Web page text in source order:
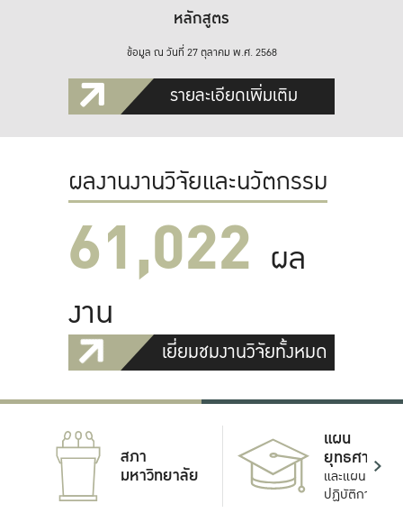
หลักสูตร
ข้อมูล ณ วันที่ 27 ตุลาคม พ.ศ. 2568
รายละเอียดเพิ่มเติม
ผลงานงานวิจัยและนวัตกรรม
61,022 ผล
งาน
เยี่ยมชมงานวิจัยทั้งหมด
สภา
มหาวิทยาลัย
แผน
ยุทธศาสตร์
และแผน
ปฏิบัติการ